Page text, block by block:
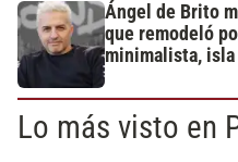
Ángel de Brito
que remodeló
minimalista,
Lo más visto en